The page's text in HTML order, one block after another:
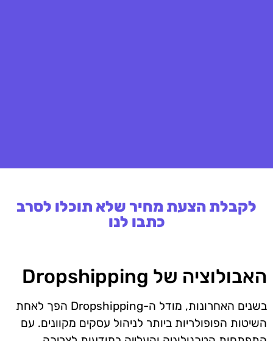
לקבלת הצעת מחיר שלא תוכלו לסרב
כתבו לנו
האבולוציה של Dropshipping
בשנים האחרונות, מודל ה-Dropshipping הפך לאחת
השיטות הפופולריות ביותר לניהול עסקים מקוונים. עם